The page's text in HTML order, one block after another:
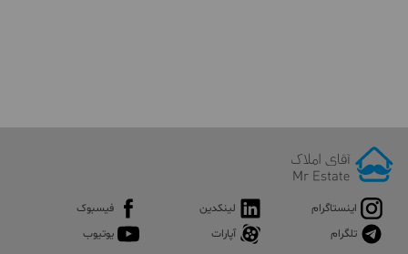
اینستاگرام لینکدین
فیسبوک
تلگرام
آپارات یوتیوب